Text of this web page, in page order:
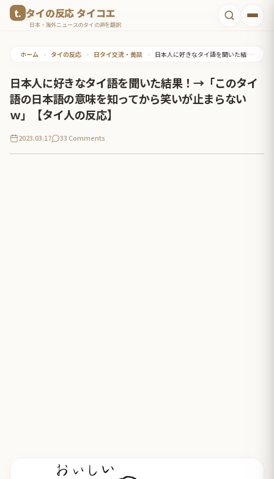
タイの反応 タイコエ
日本・海外ニュースのタイの声を翻訳
ホーム • タイの反応 • 日タイ交流・美談 • 日本人に好きなタイ語を聞いた結果！→「このタイ語の日本語の意味を知ってから笑いが止まらないｗ」【タイ人の反応】
日本人に好きなタイ語を聞いた結果！→「このタイ
語の日本語の意味を知ってから笑いが止まらない
ｗ」【タイ人の反応】
2023.03.17 33 Comments